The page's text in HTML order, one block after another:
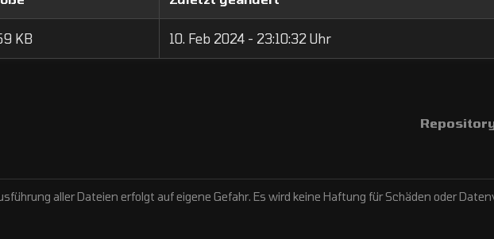
KB 10. Feb 2024 - 23:10:32 Uhr
aller Dateien erfolgt auf eigene Gefahr. Es wird keine Haftung für Schäden oder